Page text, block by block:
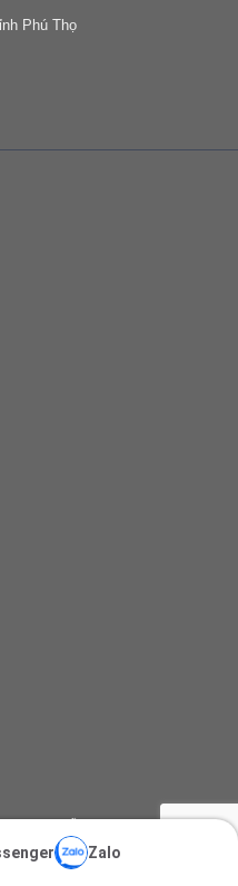
Phú Thọ
Nha Trang (Khánh Hòa),
Zalo